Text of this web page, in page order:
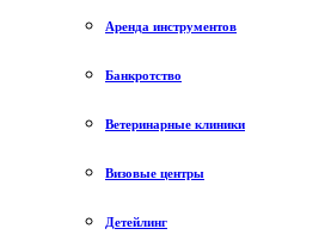
Аренда инструментов
Банкротство
Ветеринарные клиники
Визовые центры
Детейлинг